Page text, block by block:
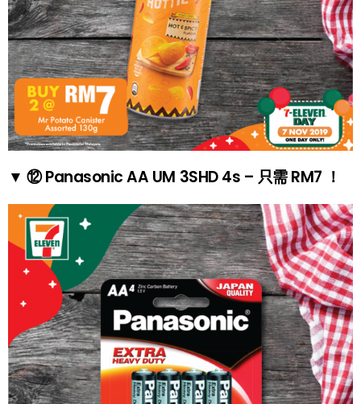
▼ ⑫ Panasonic AA UM 3SHD 4s – 只需 RM7 ！